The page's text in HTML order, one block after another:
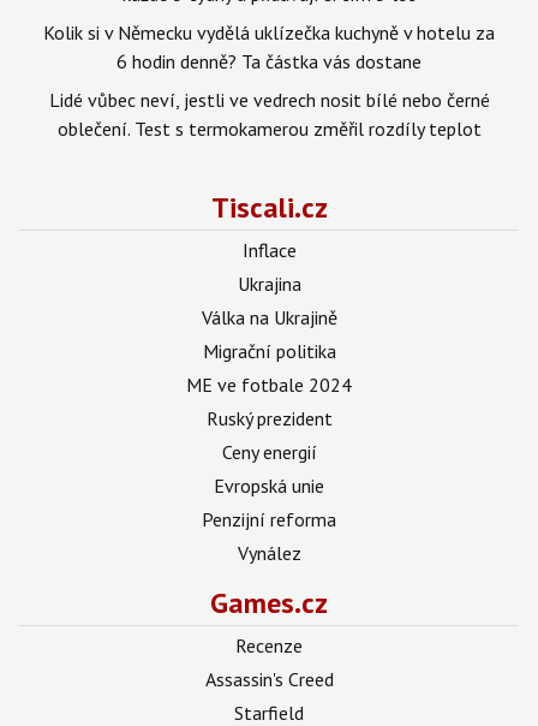
Kolik si v Německu vydělá uklízečka kuchyně v hotelu za
6 hodin denně? Ta částka vás dostane
Lidé vůbec neví, jestli ve vedrech nosit bílé nebo černé
oblečení. Test s termokamerou změřil rozdíly teplot
Tiscali.cz
Inflace
Ukrajina
Válka na Ukrajině
Migrační politika
ME ve fotbale 2024
Ruský prezident
Ceny energií
Evropská unie
Penzijní reforma
Vynález
Games.cz
Recenze
Assassin's Creed
Starfield